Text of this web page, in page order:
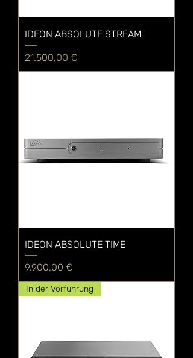
IDEON ABSOLUTE STREAM
Preis
21.500,00 €
IDEON ABSOLUTE TIME
Preis
9.900,00 €
In der Vorführung